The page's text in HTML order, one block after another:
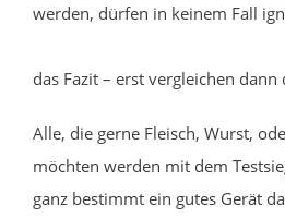
werden, dürfen in keinem Fall
das Fazit – erst vergleichen dann
Alle, die gerne Fleisch, Wurst,
möchten werden mit dem
ganz bestimmt ein gutes Gerät